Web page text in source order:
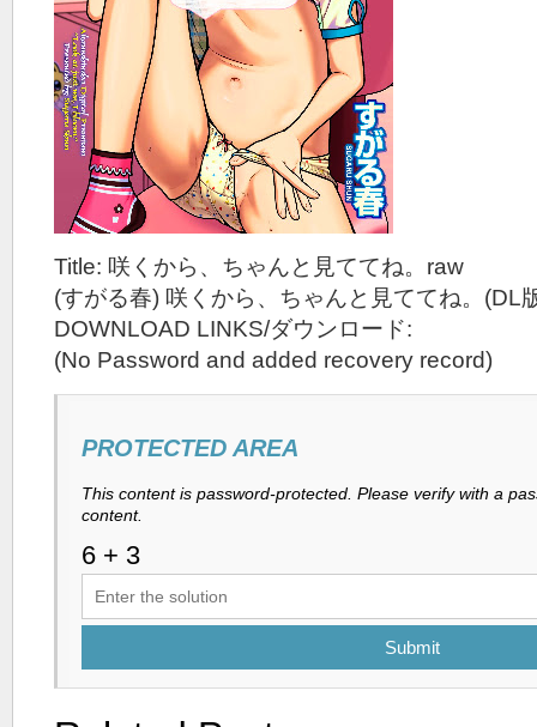
Title: 咲くから、ちゃんと見ててね。raw
(すがる春) 咲くから、ちゃんと見ててね。(DL
DOWNLOAD LINKS/ダウンロード:
(No Password and added recovery record)
PROTECTED AREA
This content is password-protected. Please verify with a
content.
Submit